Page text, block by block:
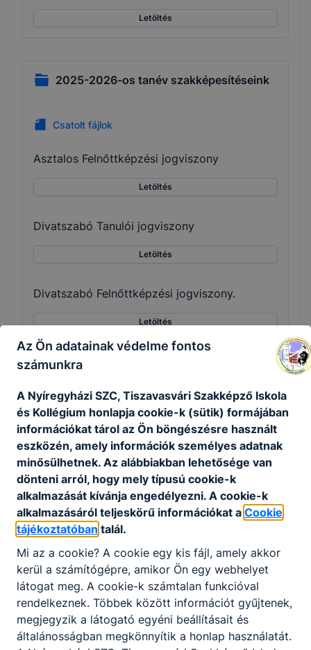
Letöltés
2025-2026-os tanév szakképesítéseink
Csatolt fájlok
Asztalos Felnőttképzési jogviszony
Letöltés
Divatszabó Tanulói jogviszony
Letöltés
Divatszabó Felnőttképzési jogviszony.
Letöltés
Gépi és CNC forgácsoló Tanulói jogviszony
Gépi és CNC forgácsoló Felnőttképzési jogvi
szony (1éves)
Letöltés
Gépi és CNC forgácsoló Felnőttképzési jogvi
szony (2éves)
Letöltés
Hegesztő Tanulói jogviszony
Letöltés
Az Ön adatainak védelme fontos
számunkra
A Nyíregyházi SZC, Tiszavasvári Szakképző Iskola
és Kollégium honlapja cookie-k (sütik) formájában
információkat tárol az Ön böngészésre használt
eszközén, amely információk személyes adatnak
minősülhetnek. Az alábbiakban lehetősége van
dönteni arról, hogy mely típusú cookie-k
alkalmazását kívánja engedélyezni. A cookie-k
alkalmazásáról teljeskörű információkat a Cookie
tájékoztatóban talál.
Mi az a cookie? A cookie egy kis fájl, amely akkor
kerül a számítógépre, amikor Ön egy webhelyet
látogat meg. A cookie-k számtalan funkcióval
rendelkeznek. Többek között információt gyűjtenek,
megjegyzik a látogató egyéni beállításait és
általánosságban megkönnyítik a honlap használatát.